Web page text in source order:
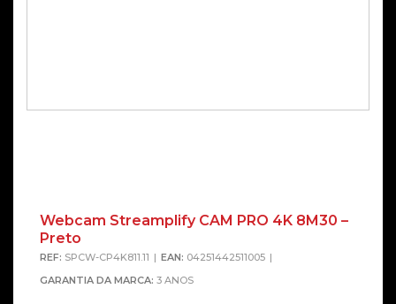
Webcam Streamplify CAM PRO 4K 8M30 –
Preto
REF: SPCW-CP4K811.11 EAN: 04251442511005
GARANTIA DA MARCA: 3 ANOS